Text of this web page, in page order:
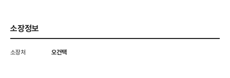
소장정보
소장처 오건택